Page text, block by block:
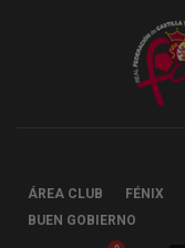
ÁREA CLUB FÉNIX
BUEN GOBIERNO